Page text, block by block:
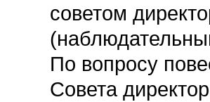
советом
По вопросу
Совета